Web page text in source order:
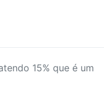
15% que é um